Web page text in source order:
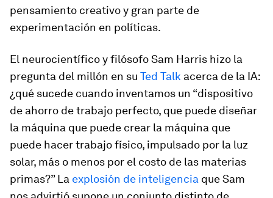
pensamiento creativo y gran parte de
experimentación en políticas.
El neurocientífico y filósofo Sam Harris hizo la
pregunta del millón en su Ted Talk acerca de la IA:
¿qué sucede cuando inventamos un “dispositivo
de ahorro de trabajo perfecto, que puede diseñar
la máquina que puede crear la máquina que
puede hacer trabajo físico, impulsado por la luz
solar, más o menos por el costo de las materias
primas?” La explosión de inteligencia que Sam